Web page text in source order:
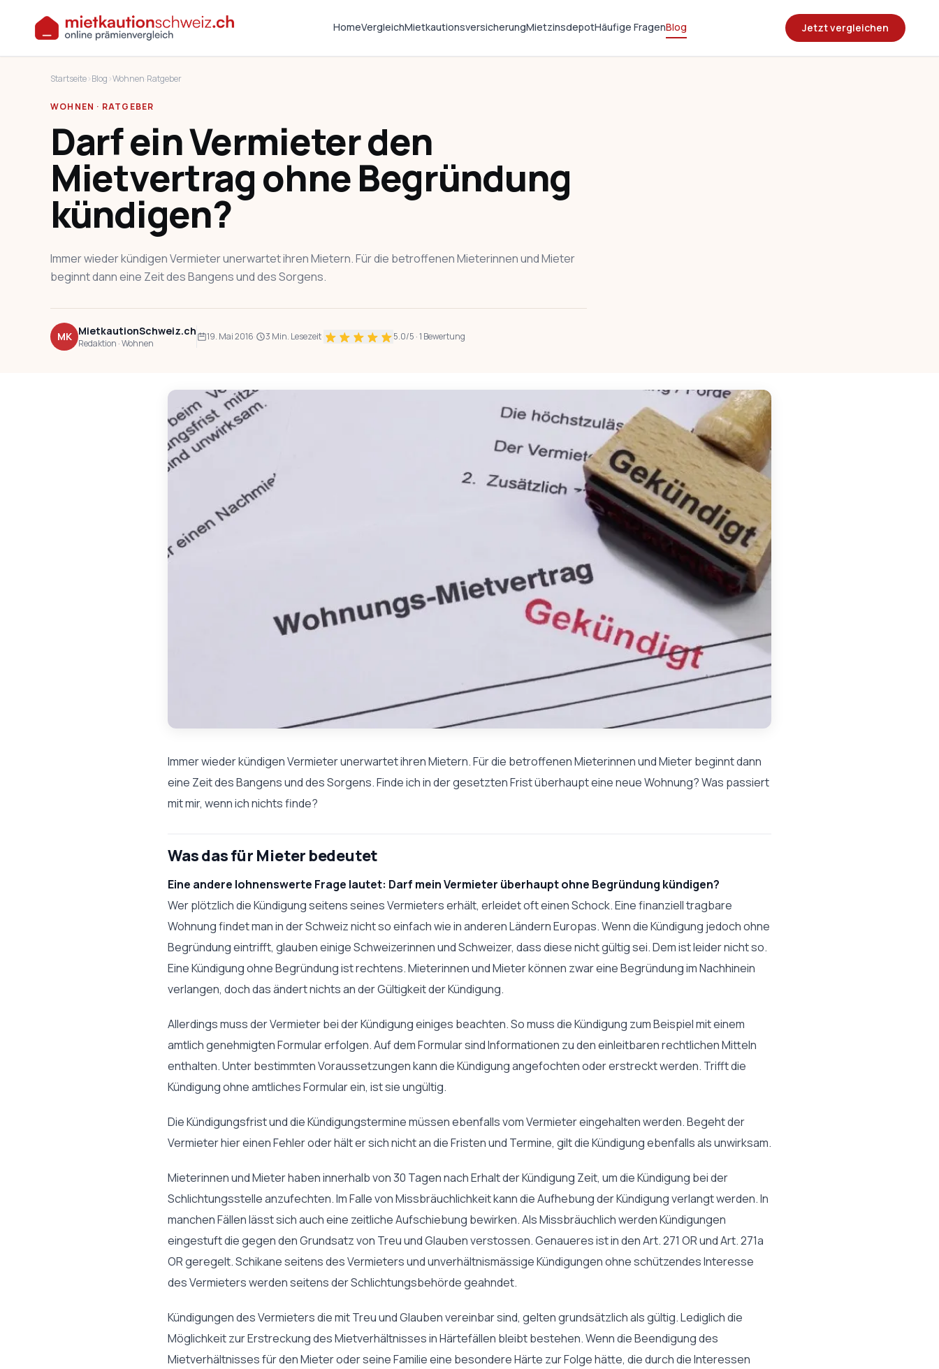
HomeVergleichMietkautionsversicherungMietzinsdepotHäufige FragenBlog Jetzt vergleichen
Startseite›Blog ›Wohnen·Ratgeber
WOHNEN · RATGEBER
Darf ein Vermieter den
Mietvertrag ohne Begründung
kündigen?
Immer wieder kündigen Vermieter unerwartet ihren Mietern. Für die betroffenen Mieterinnen und Mieter
beginnt dann eine Zeit des Bangens und des Sorgens.
MK MietkautionSchweiz.ch
Redaktion · Wohnen
19. Mai 2016· 3 Min. Lesezeit· 5.0/5 ·1 Bewertung
Immer wieder kündigen Vermieter unerwartet ihren Mietern. Für die betroffenen Mieterinnen und Mieter beginnt dann
eine Zeit des Bangens und des Sorgens. Finde ich in der gesetzten Frist überhaupt eine neue Wohnung? Was passiert
mit mir, wenn ich nichts finde?
Was das für Mieter bedeutet
Eine andere lohnenswerte Frage lautet: Darf mein Vermieter überhaupt ohne Begründung kündigen?
Wer plötzlich die Kündigung seitens seines Vermieters erhält, erleidet oft einen Schock. Eine finanziell tragbare
Wohnung findet man in der Schweiz nicht so einfach wie in anderen Ländern Europas. Wenn die Kündigung jedoch ohne
Begründung eintrifft, glauben einige Schweizerinnen und Schweizer, dass diese nicht gültig sei. Dem ist leider nicht so.
Eine Kündigung ohne Begründung ist rechtens. Mieterinnen und Mieter können zwar eine Begründung im Nachhinein
verlangen, doch das ändert nichts an der Gültigkeit der Kündigung.
Allerdings muss der Vermieter bei der Kündigung einiges beachten. So muss die Kündigung zum Beispiel mit einem
amtlich genehmigten Formular erfolgen. Auf dem Formular sind Informationen zu den einleitbaren rechtlichen Mitteln
enthalten. Unter bestimmten Voraussetzungen kann die Kündigung angefochten oder erstreckt werden. Trifft die
Kündigung ohne amtliches Formular ein, ist sie ungültig.
Die Kündigungsfrist und die Kündigungstermine müssen ebenfalls vom Vermieter eingehalten werden. Begeht der
Vermieter hier einen Fehler oder hält er sich nicht an die Fristen und Termine, gilt die Kündigung ebenfalls als unwirksam.
Mieterinnen und Mieter haben innerhalb von 30 Tagen nach Erhalt der Kündigung Zeit, um die Kündigung bei der
Schlichtungsstelle anzufechten. Im Falle von Missbräuchlichkeit kann die Aufhebung der Kündigung verlangt werden. In
manchen Fällen lässt sich auch eine zeitliche Aufschiebung bewirken. Als Missbräuchlich werden Kündigungen
eingestuft die gegen den Grundsatz von Treu und Glauben verstossen. Genaueres ist in den Art. 271 OR und Art. 271a
OR geregelt. Schikane seitens des Vermieters und unverhältnismässige Kündigungen ohne schützendes Interesse
des Vermieters werden seitens der Schlichtungsbehörde geahndet.
Kündigungen des Vermieters die mit Treu und Glauben vereinbar sind, gelten grundsätzlich als gültig. Lediglich die
Möglichkeit zur Erstreckung des Mietverhältnisses in Härtefällen bleibt bestehen. Wenn die Beendigung des
Mietverhältnisses für den Mieter oder seine Familie eine besondere Härte zur Folge hätte, die durch die Interessen